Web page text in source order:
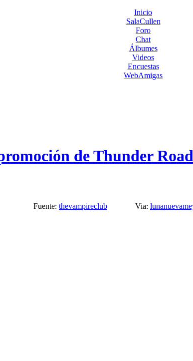
Inicio
SalaCullen
Foro
Chat
Álbumes
Videos
Encuestas
WebAmigas
de Thunder
Fuente: thevampireclub Via: